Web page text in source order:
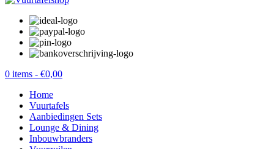
0 items - €0,00
Home
Vuurtafels
Aanbiedingen Sets
Lounge & Dining
Inbouwbranders